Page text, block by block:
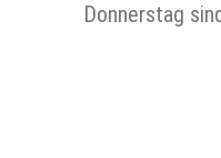
Donnerstag